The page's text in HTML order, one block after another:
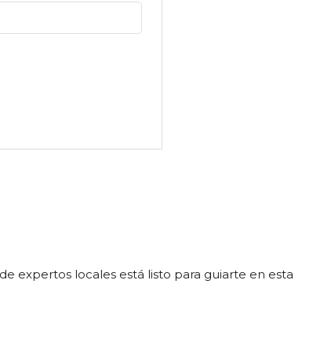
expertos locales está listo para guiarte en esta